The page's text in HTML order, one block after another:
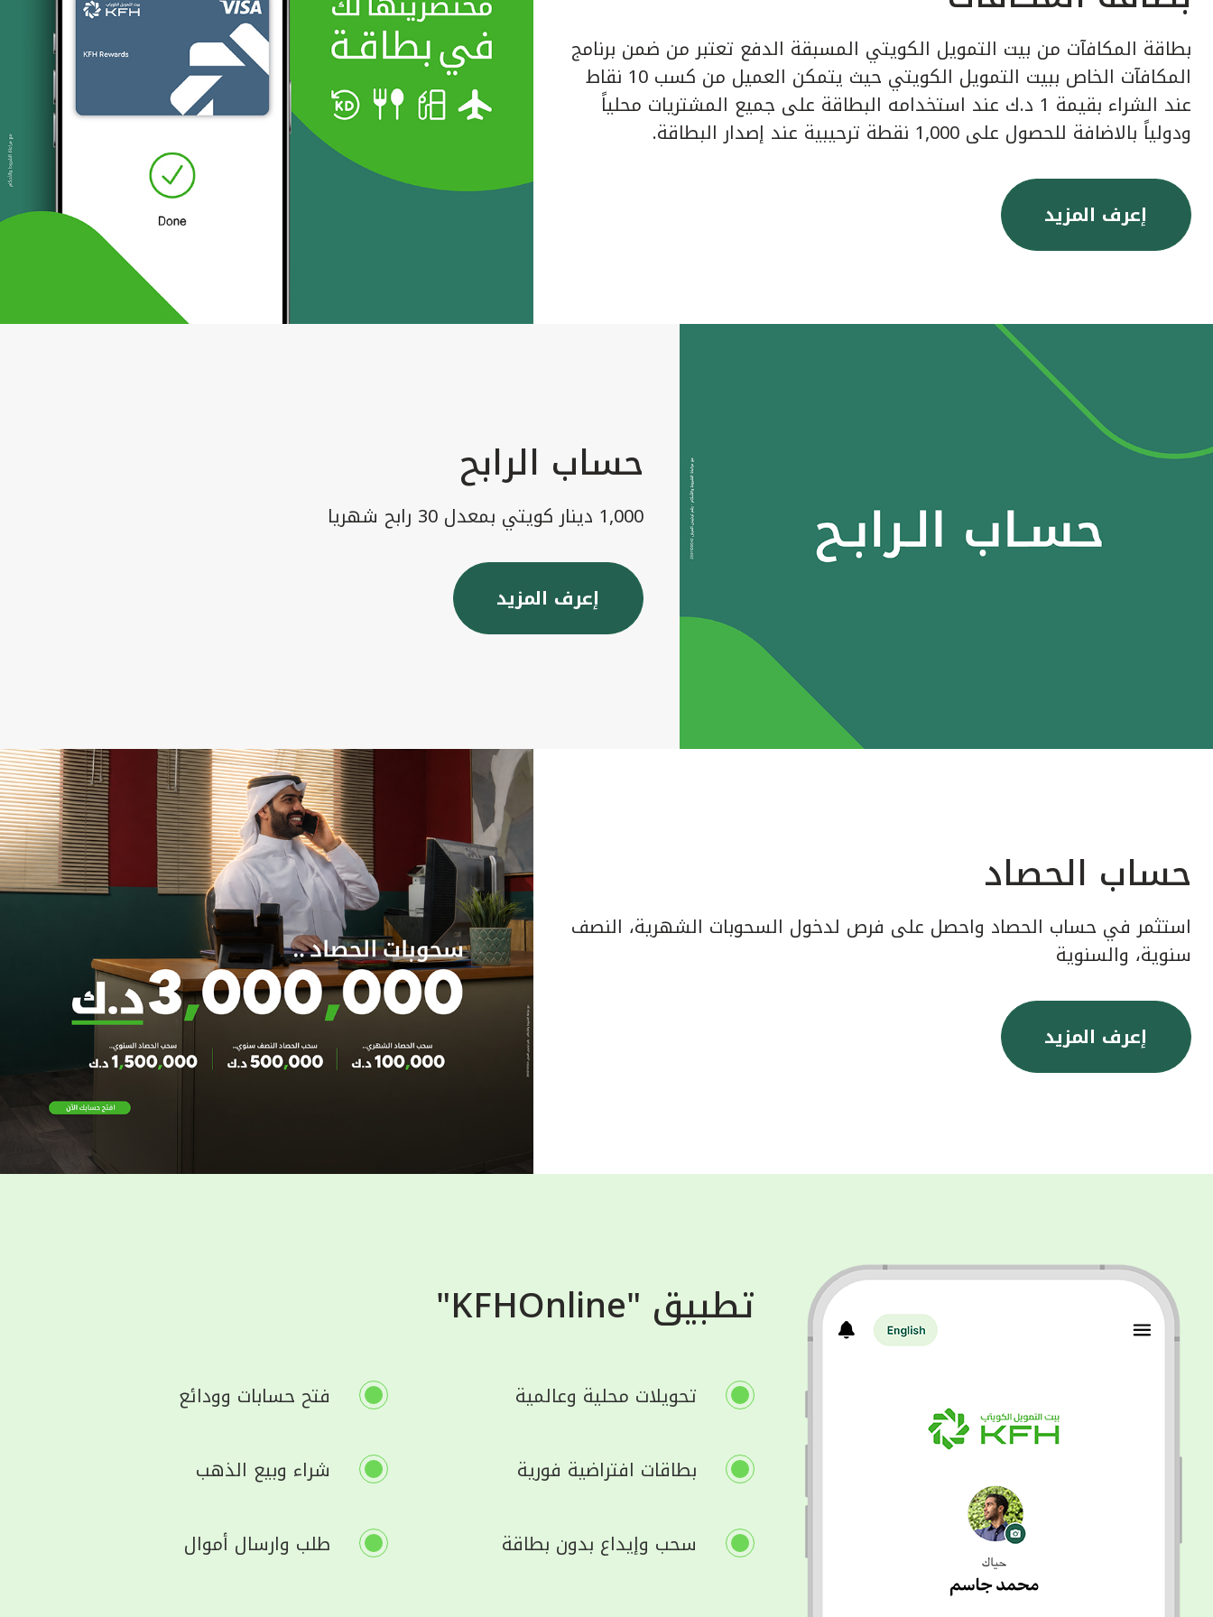
بطاقة المكافآت من بيت التمويل الكويتي المسبقة الدفع تعتبر من ضمن برنامج
المكافآت الخاص ببيت التمويل الكويتي حيث يتمكن العميل من كسب 10 نقاط
عند الشراء بقيمة 1 د.ك عند استخدامه البطاقة على جميع المشتريات محلياً
ودولياً بالاضافة للحصول على 1,000 نقطة ترحيبية عند إصدار البطاقة.
إعرف المزيد
حساب الرابح
1,000 دينار كويتي بمعدل 30 رابح شهريا
إعرف المزيد
حساب الحصاد
استثمر في حساب الحصاد واحصل على فرص لدخول السحوبات الشهرية، النصف
سنوية، والسنوية
إعرف المزيد
تطبيق "KFHOnline"
تحويلات محلية وعالمية فتح حسابات وودائع
بطاقات افتراضية فورية شراء وبيع الذهب
سحب وإيداع بدون بطاقة طلب وارسال أموال